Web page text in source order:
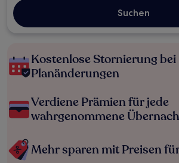
Suchen
Kostenlose Stornierung bei
Planänderungen
Verdiene Prämien für jede
wahrgenommene
Mehr sparen mit Preisen